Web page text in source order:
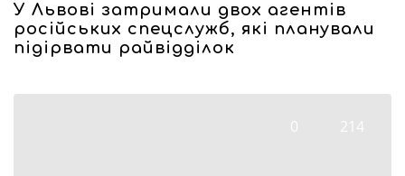
У Львові затримали двох агентів
російських спецслужб, які планували
підірвати райвідділок
0 214